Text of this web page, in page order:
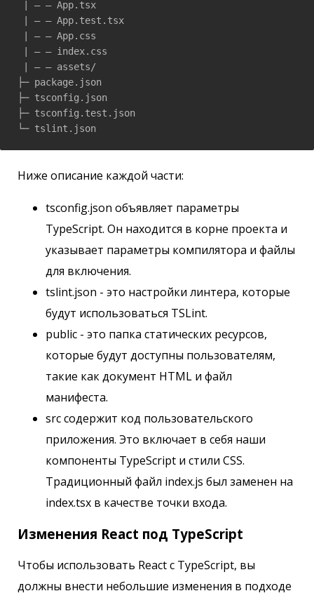
| — — App.tsx
| — — App.test.tsx
| — — App.css
| — — index.css
| — — assets/
├─ package.json
├─ tsconfig.json
├─ tsconfig.test.json
└─ tslint.json
Ниже описание каждой части:
tsconfig.json объявляет параметры
TypeScript. Он находится в корне проекта и
указывает параметры компилятора и файлы
для включения.
tslint.json - это настройки линтера, которые
будут использоваться TSLint.
public - это папка статических ресурсов,
которые будут доступны пользователям,
такие как документ HTML и файл
манифеста.
src содержит код пользовательского
приложения. Это включает в себя наши
компоненты TypeScript и стили CSS.
Традиционный файл index.js был заменен на
index.tsx в качестве точки входа.
Изменения React под TypeScript
Чтобы использовать React с TypeScript, вы
должны внести небольшие изменения в подходе